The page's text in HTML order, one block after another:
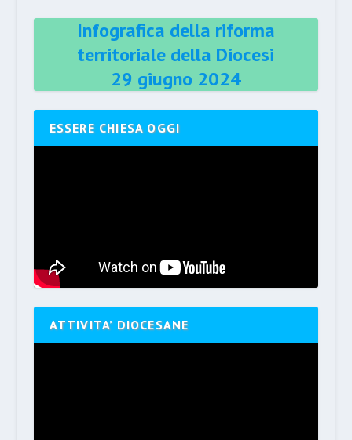
Infografica della riforma
territoriale della Diocesi
29 giugno 2024
ESSERE CHIESA OGGI
ATTIVITA’ DIOCESANE